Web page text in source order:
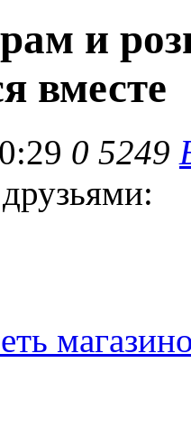
и
вместе
0 5249